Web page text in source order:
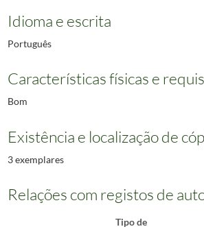
Idioma e escrita
Português
Características físicas e
Bom
Existência e localização de
3 exemplares
Relações com registos de
Tipo de